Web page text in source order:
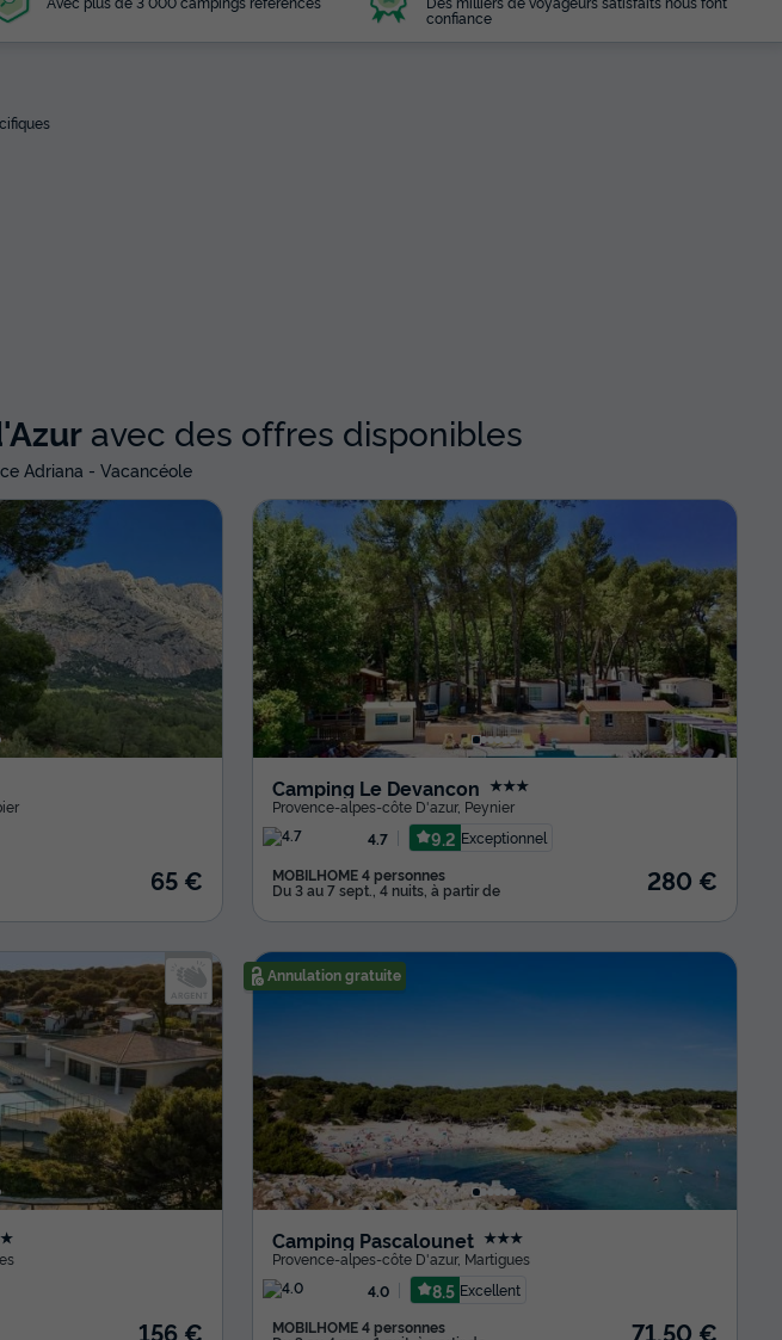
confiance
avec des offres disponibles
Adriana - Vacancéole
65 €
Camping Le Devancon ★★★
Provence-alpes-côte D'azur, Peynier
4.7
9.2 Exceptionnel
MOBILHOME 4 personnes
Du 3 au 7 sept., 4 nuits, à partir de 280 €
156 €
Annulation gratuite
Camping Pascalounet ★★★
Provence-alpes-côte D'azur, Martigues
4.0
8.5 Excellent
MOBILHOME 4 personnes
71,50 €